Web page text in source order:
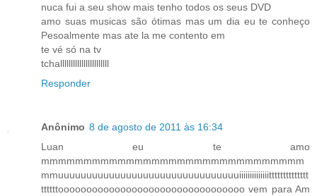
nuca fui a seu show mais tenho todos os seus DVD
amo suas musicas são ótimas mas um dia eu te conheço
Pesoalmente mas ate la me contento em
te vé só na tv
tchalllllllllllllllllllllll
Responder
Anônimo 8 de agosto de 2011 às 16:34
Luan eu te amo
mmmmmmmmmmmmmmmmmmmmmmmmmmmmmmm
mmuuuuuuuuuuuuuuuuuuuuuuuuuuuuuuuuiiiiiiiiiiiiiitttttttttttttt
ttttttooooooooooooooooooooooooooooooooo vem para Am